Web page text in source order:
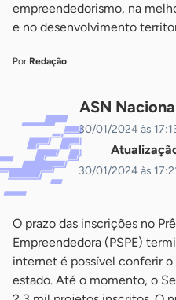
empreendedorismo, na
e no desenvolvimento
Por Redação
ASN
30/01/2024 às
30/01/2024 às
O prazo das inscrições no
Empreendedora (PSPE)
internet é possível conferir
estado. Até o momento, o